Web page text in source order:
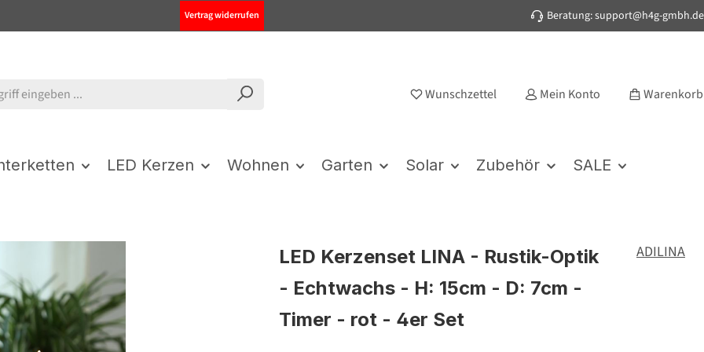
Vertrag widerrufen Beratung: support@h4g-gmbh.de
Wunschzettel Mein Konto Warenkorb
LED Kerzen Wohnen Garten Solar Zubehör SALE
LED Kerzenset LINA - Rustik-Optik
- Echtwachs - H: 15cm - D: 7cm -
Timer - rot - 4er Set
ADILINA